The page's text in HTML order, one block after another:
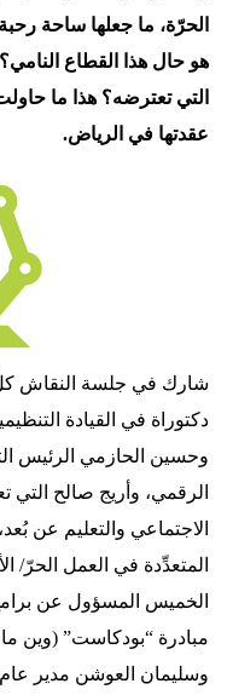
الحرّة، ما جعلها ساحة
هو حال هذا القطاع النامي؟
التي تعترضه؟ هذا ما
عقدتها في الرياض.
شارك في جلسة النقاش
دكتوراة في القيادة
وحسين الحازمي الرئيس
الرقمي، وأريج صالح
الاجتماعي والتعليم عن
المتعدِّدة في العمل الحرّ/
مبادرة “بودكاست” (وين
وسليمان العوشن مدير عام